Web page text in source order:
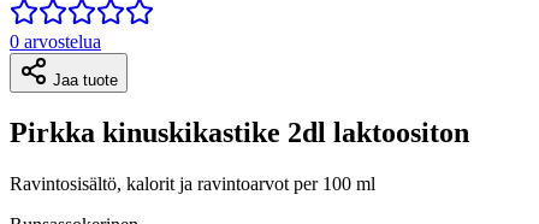
0 arvostelua
Jaa tuote
Pirkka kinuskikastike 2dl laktoositon
Ravintosisältö, kalorit ja ravintoarvot per 100 ml